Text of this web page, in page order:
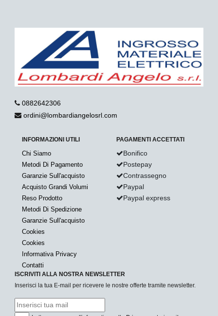
0882642306
ordini@lombardiangelosrl.com
INFORMAZIONI UTILI
Chi Siamo
Metodi Di Pagamento
Garanzie Sull'acquisto
Acquisto Grandi Volumi
Reso Prodotto
Metodi Di Spedizione
Garanzie Sull'acquisto
Cookies
Cookies
Informativa Privacy
Contatti
PAGAMENTI ACCETTATI
Bonifico
Postepay
Contrassegno
Paypal
Paypal express
ISCRIVITI ALLA NOSTRA NEWSLETTER
Inserisci la tua E-mail per ricevere le nostre offerte tramite newsletter.